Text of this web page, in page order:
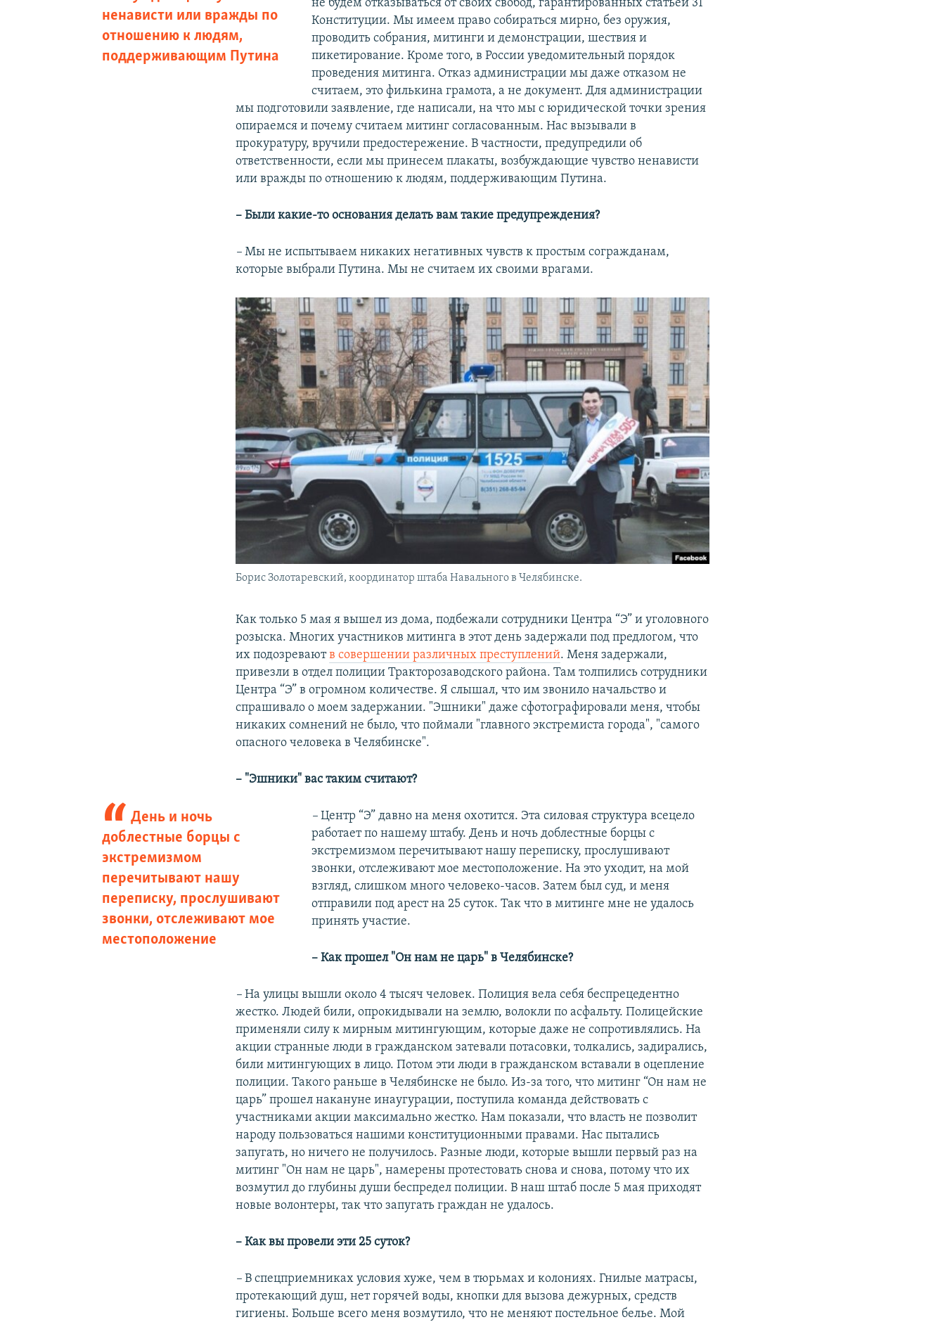
ненависти или вражды по
отношению к людям,
поддерживающим Путина
не будем отказываться от своих свобод, гарантированных статьей 31
Конституции. Мы имеем право собираться мирно, без оружия,
проводить собрания, митинги и демонстрации, шествия и
пикетирование. Кроме того, в России уведомительный порядок
проведения митинга. Отказ администрации мы даже отказом не
считаем, это филькина грамота, а не документ. Для администрации
мы подготовили заявление, где написали, на что мы с юридической точки зрения
опираемся и почему считаем митинг согласованным. Нас вызывали в
прокуратуру, вручили предостережение. В частности, предупредили об
ответственности, если мы принесем плакаты, возбуждающие чувство ненависти
или вражды по отношению к людям, поддерживающим Путина.
– Были какие-то основания делать вам такие предупреждения?
–Мы не испытываем никаких негативных чувств к простым согражданам,
которые выбрали Путина. Мы не считаем их своими врагами.
Борис Золотаревский, координатор штаба Навального в Челябинске.
Как только 5 мая я вышел из дома, подбежали сотрудники Центра “Э” и уголовного
розыска. Многих участников митинга в этот день задержали под предлогом, что
их подозреваютв совершении различных преступлений. Меня задержали,
привезли в отдел полиции Тракторозаводского района. Там толпились сотрудники
Центра “Э” в огромном количестве. Я слышал, что им звонило начальство и
спрашивало о моем задержании. "Эшники" даже сфотографировали меня, чтобы
никаких сомнений не было, что поймали "главного экстремиста города", "самого
опасного человека в Челябинске".
– "Эшники" вас таким считают?
День и ночь
доблестные борцы с
экстремизмом
перечитывают нашу
переписку, прослушивают
звонки, отслеживают мое
местоположение
– Центр “Э” давно на меня охотится. Эта силовая структура всецело
работает по нашему штабу. День и ночь доблестные борцы с
экстремизмом перечитывают нашу переписку, прослушивают
звонки, отслеживают мое местоположение. На это уходит, на мой
взгляд, слишком много человеко-часов. Затем был суд, и меня
отправили под арест на 25 суток. Так что в митинге мне не удалось
принять участие.
– Как прошел "Он нам не царь" в Челябинске?
–На улицы вышли около 4 тысяч человек. Полиция вела себя беспрецедентно
жестко. Людей били, опрокидывали на землю, волокли по асфальту. Полицейские
применяли силу к мирным митингующим, которые даже не сопротивлялись. На
акции странные люди в гражданском затевали потасовки, толкались, задирались,
били митингующих в лицо. Потом эти люди в гражданском вставали в оцепление
полиции. Такого раньше в Челябинске не было. Из-за того, что митинг “Он нам не
царь” прошел накануне инаугурации, поступила команда действовать с
участниками акции максимально жестко. Нам показали, что власть не позволит
народу пользоваться нашими конституционными правами. Нас пытались
запугать, но ничего не получилось. Разные люди, которые вышли первый раз на
митинг "Он нам не царь", намерены протестовать снова и снова, потому что их
возмутил до глубины души беспредел полиции. В наш штаб после 5 мая приходят
новые волонтеры, так что запугать граждан не удалось.
– Как вы провели эти 25 суток?
–В спецприемниках условия хуже, чем в тюрьмах и колониях. Гнилые матрасы,
протекающий душ, нет горячей воды, кнопки для вызова дежурных, средств
гигиены. Больше всего меня возмутило, что не меняют постельное белье. Мой